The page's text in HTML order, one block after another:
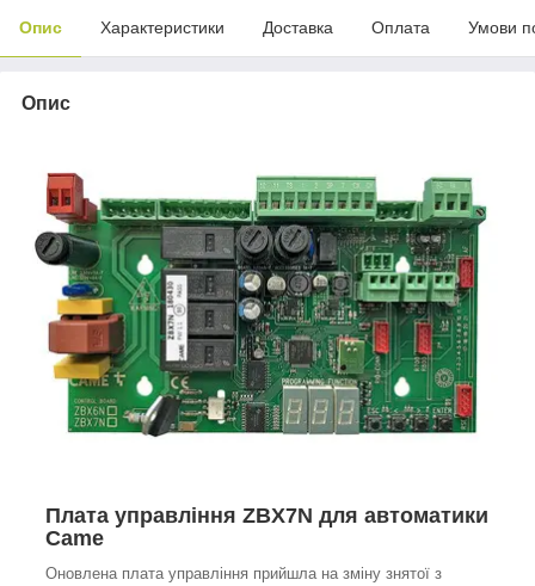
Опис Характеристики Доставка Оплата Умови
Опис
Плата управління ZBX7N для автоматики
Came
Оновлена плата управління прийшла на зміну знятої з